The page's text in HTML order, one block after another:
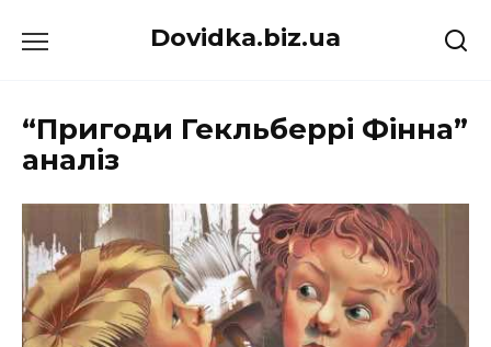
до
Dovidka.biz.ua
“Пригоди Гекльберрі Фінна”
аналіз